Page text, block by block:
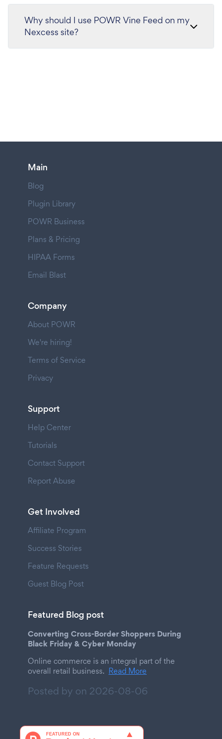
Why should I use POWR Vine Feed on my
Nexcess site?
Main
Blog
Plugin Library
POWR Business
Plans & Pricing
HIPAA Forms
Email Blast
Company
About POWR
We're hiring!
Terms of Service
Privacy
Support
Help Center
Tutorials
Contact Support
Report Abuse
Get Involved
Affiliate Program
Success Stories
Feature Requests
Guest Blog Post
Featured Blog post
Converting Cross-Border Shoppers During
Black Friday & Cyber Monday
Online commerce is an integral part of the
overall retail business. Read More
Posted by on 2026-08-06